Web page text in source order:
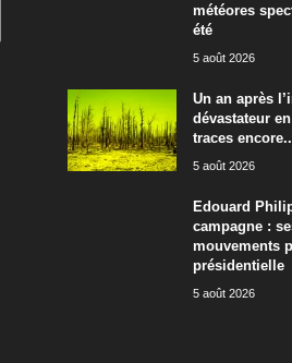
météores
été
5 août 2026
Un an après
dévastateur
traces
5 août 2026
Edouard
campagne :
mouvements
présidentielle
5 août 2026